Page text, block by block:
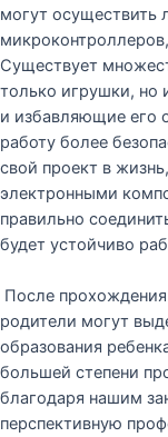
могут осуществить
Существует
только игрушки, но
и избавляющие его
работу более
свой проект в
электронными
правильно
будет устойчиво
После
родители могут
образования
большей степени
благодаря нашим
перспективную